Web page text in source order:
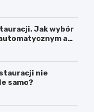
Jak wybór
a
nie
samo?